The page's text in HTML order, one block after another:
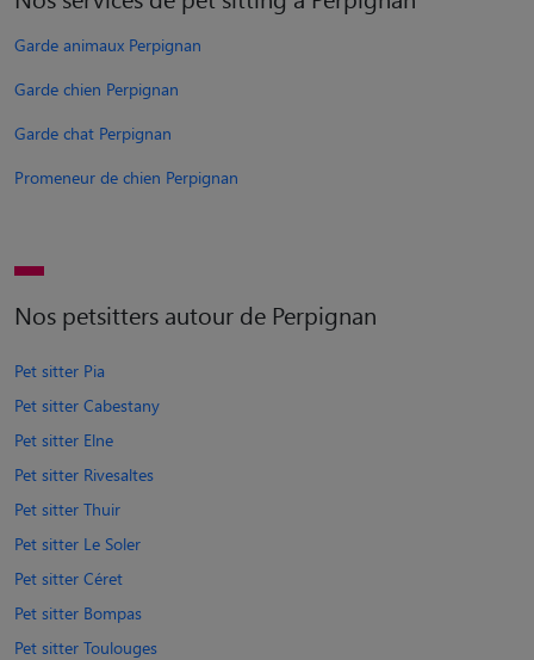
Garde animaux Perpignan
Garde chien Perpignan
Garde chat Perpignan
Promeneur de chien Perpignan
Nos petsitters autour de Perpignan
Pet sitter Pia
Pet sitter Cabestany
Pet sitter Elne
Pet sitter Rivesaltes
Pet sitter Thuir
Pet sitter Le Soler
Pet sitter Céret
Pet sitter Bompas
Pet sitter Toulouges